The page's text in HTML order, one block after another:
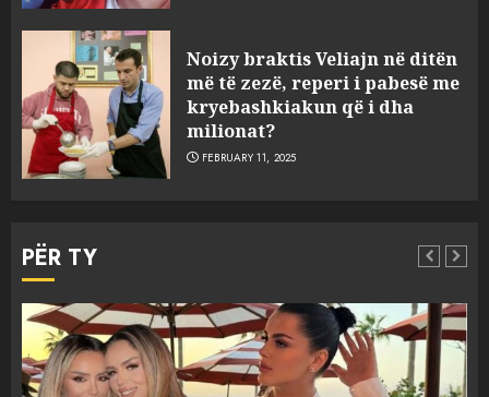
Noizy braktis Veliajn në ditën
më të zezë, reperi i pabesë me
kryebashkiakun që i dha
milionat?
FEBRUARY 11, 2025
PËR TY
Aktualitet Slider
3
sulmuan “One Albania”,
ngjarja u fsheh. A u vodhën
serverat?
MARCH 25, 2025
4 MARCH 25, 2025
“Ai që drejtonte makinën më